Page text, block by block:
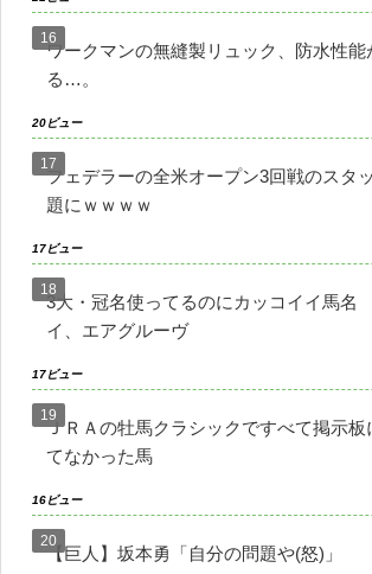
ワークマンの無縫製リュック、防水性能
る…。
20ビュー
フェデラーの全米オープン3回戦のスタ
題にｗｗｗｗ
17ビュー
3大・冠名使ってるのにカッコイイ馬名
イ、エアグルーヴ
17ビュー
ＪＲＡの牡馬クラシックですべて掲示板
てなかった馬
16ビュー
【巨人】坂本勇「自分の問題や(怒)」